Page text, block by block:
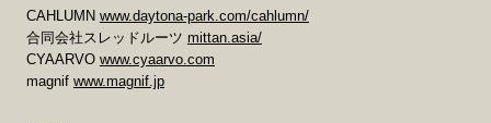
CAHLUMN www.daytona-park.com/cahlumn/
合同会社スレッドルーツ mittan.asia/
CYAARVO www.cyaarvo.com
magnif www.magnif.jp